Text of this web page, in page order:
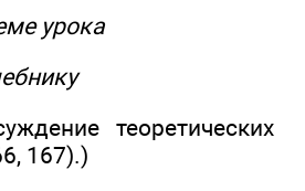
урока
теоретических
167).)